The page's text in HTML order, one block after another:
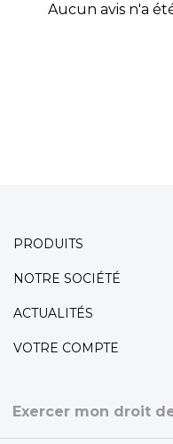
Aucun avis n'a
PRODUITS
NOTRE SOCIÉTÉ
ACTUALITÉS
VOTRE COMPTE
Exercer mon droit